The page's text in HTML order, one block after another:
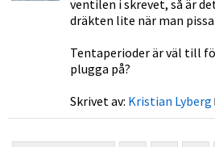
ventilen i skrevet, så är
dräkten lite när man
Tentaperioder är väl till
plugga på?
Skrivet av: Kristian Lyberg